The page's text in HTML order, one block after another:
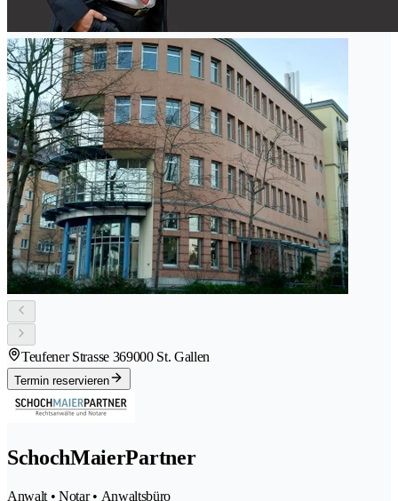
Teufener Strasse 369000 St. Gallen
Termin reservieren
SchochMaierPartner
Anwalt • Notar • Anwaltsbüro